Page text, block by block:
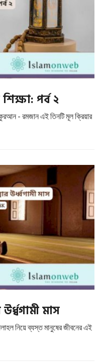
পর্ব ২
- রমজান এই তিনটি মূল ক্রিয়ার
মাস
নিয়ে ব্যস্ত মানুষের জীবনের এই